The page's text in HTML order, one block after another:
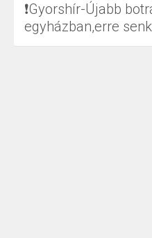
❗Gyorshír-Újabb
egyházban,erre